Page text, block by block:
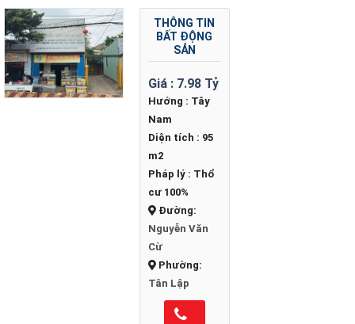
THÔNG TIN
BẤT ĐỘNG
SẢN
Giá : 7.98 Tỷ
Hướng : Tây
Nam
Diện tích : 95
m2
Pháp lý : Thổ
cư 100%
Đường:
Nguyễn Văn
Cừ
Phường:
Tân Lập